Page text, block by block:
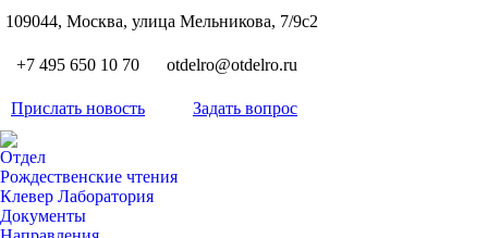
109044, Москва, улица Мельникова, 7/9с2
+7 495 650 10 70 otdelro@otdelro.ru
Прислать новость Задать вопрос
Отдел
Рождественские чтения
Клевер Лаборатория
Документы